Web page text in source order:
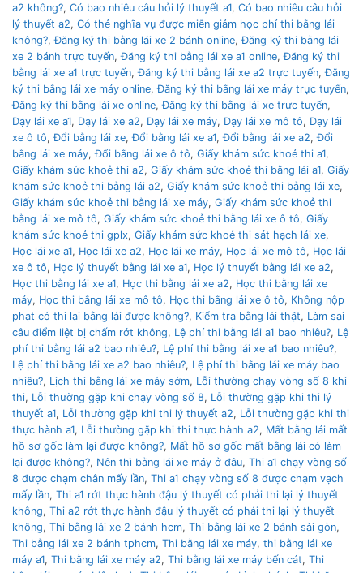
a2 không?, Có bao nhiêu câu hỏi lý thuyết a1, Có bao nhiêu câu hỏi
lý thuyết a2, Có thẻ nghĩa vụ được miễn giảm học phí thi bằng lái
không?,Đăng ký thi bằng lái xe 2 bánh online,Đăng ký thi bằng lái
xe 2 bánh trực tuyến,Đăng ký thi bằng lái xe a1 online,Đăng ký thi
bằng lái xe a1 trực tuyến,Đăng ký thi bằng lái xe a2 trực tuyến,Đăng
ký thi bằng lái xe máy online,Đăng ký thi bằng lái xe máy trực tuyến,
Đăng ký thi bằng lái xe online,Đăng ký thi bằng lái xe trực tuyến,
Dạy lái xe a1, Dạy lái xe a2, Dạy lái xe máy, Dạy lái xe mô tô, Dạy lái
xe ô tô,Đổi bằng lái xe,Đổi bằng lái xe a1,Đổi bằng lái xe a2,Đổi
bằng lái xe máy,Đổi bằng lái xe ô tô, Giấy khám sức khoẻ thi a1,
Giấy khám sức khoẻ thi a2, Giấy khám sức khoẻ thi bằng lái a1, Giấy
khám sức khoẻ thi bằng lái a2, Giấy khám sức khoẻ thi bằng lái xe,
Giấy khám sức khoẻ thi bằng lái xe máy, Giấy khám sức khoẻ thi
bằng lái xe mô tô, Giấy khám sức khoẻ thi bằng lái xe ô tô, Giấy
khám sức khoẻ thi gplx, Giấy khám sức khoẻ thi sát hạch lái xe,
Học lái xe a1, Học lái xe a2, Học lái xe máy, Học lái xe mô tô, Học lái
xe ô tô, Học lý thuyết bằng lái xe a1, Học lý thuyết bằng lái xe a2,
Học thi bằng lái xe a1, Học thi bằng lái xe a2, Học thi bằng lái xe
máy, Học thi bằng lái xe mô tô, Học thi bằng lái xe ô tô, Không nộp
phạt có thi lại bằng lái được không?, Kiểm tra bằng lái thật, Làm sai
câu điểm liệt bị chấm rớt không, Lệ phí thi bằng lái a1 bao nhiêu?, Lệ
phí thi bằng lái a2 bao nhiêu?, Lệ phí thi bằng lái xe a1 bao nhiêu?,
Lệ phí thi bằng lái xe a2 bao nhiêu?, Lệ phí thi bằng lái xe máy bao
nhiêu?, Lịch thi bằng lái xe máy sớm, Lỗi thường chạy vòng số 8 khi
thi, Lỗi thường gặp khi chạy vòng số 8, Lỗi thường gặp khi thi lý
thuyết a1, Lỗi thường gặp khi thi lý thuyết a2, Lỗi thường gặp khi thi
thực hành a1, Lỗi thường gặp khi thi thực hành a2, Mất bằng lái mất
hồ sơ gốc làm lại được không?, Mất hồ sơ gốc mất bằng lái có làm
lại được không?, Nên thì bằng lái xe máy ở đâu, Thi a1 chạy vòng số
8 được chạm chân mấy lần, Thi a1 chạy vòng số 8 được chạm vạch
mấy lần, Thi a1 rớt thực hành đậu lý thuyết có phải thi lại lý thuyết
không, Thi a2 rớt thực hành đậu lý thuyết có phải thi lại lý thuyết
không, Thi bằng lái xe 2 bánh hcm, Thi bằng lái xe 2 bánh sài gòn,
Thi bằng lái xe 2 bánh tphcm, Thi bằng lái xe máy, thi bằng lái xe
máy a1, Thi bằng lái xe máy a2, Thi bằng lái xe máy bến cát, Thi